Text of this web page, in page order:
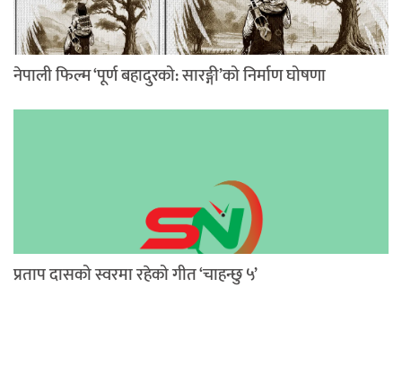
नेपाली फिल्म ‘पूर्ण बहादुरको: सारङ्गी’को निर्माण घोषणा
प्रताप दासको स्वरमा रहेको गीत ‘चाहन्छु ५’